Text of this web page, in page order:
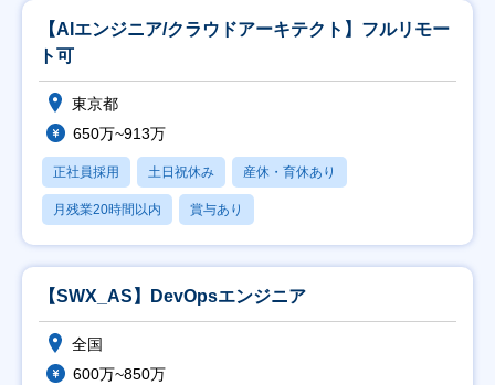
【AIエンジニア/クラウドアーキテクト】フルリモー
ト可
東京都
650万~913万
正社員採用 土日祝休み 産休・育休あり
月残業20時間以内 賞与あり
【SWX_AS】DevOpsエンジニア
全国
600万~850万